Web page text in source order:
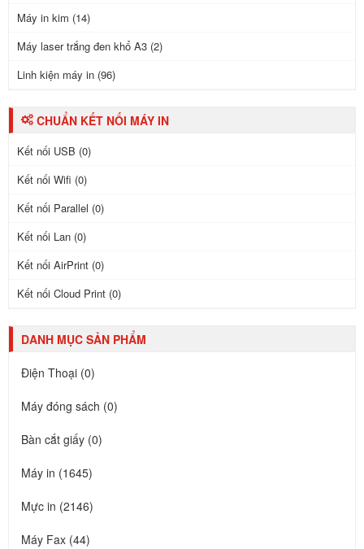
Máy in kim (14)
Máy laser trắng đen khổ A3 (2)
Linh kiện máy in (96)
CHUẨN KẾT NỐI MÁY IN
Kết nối USB (0)
Kết nối Wifi (0)
Kết nối Parallel (0)
Kết nối Lan (0)
Kết nối AirPrint (0)
Kết nối Cloud Print (0)
DANH MỤC SẢN PHẨM
Điện Thoại (0)
Máy đóng sách (0)
Bàn cắt giấy (0)
Máy in (1645)
Mực in (2146)
Máy Fax (44)